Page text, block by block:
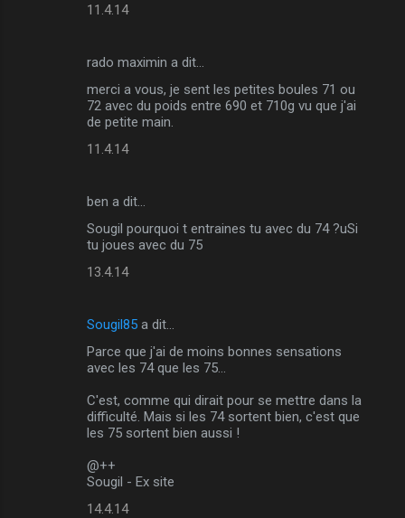
11.4.14
rado maximin a dit…
merci a vous, je sent les petites boules 71 ou
72 avec du poids entre 690 et 710g vu que j'ai
de petite main.
11.4.14
ben a dit…
Sougil pourquoi t entraines tu avec du 74 ?uSi
tu joues avec du 75
13.4.14
Sougil85 a dit…
Parce que j'ai de moins bonnes sensations
avec les 74 que les 75...
C'est, comme qui dirait pour se mettre dans la
difficulté. Mais si les 74 sortent bien, c'est que
les 75 sortent bien aussi !
@++
Sougil - Ex site
14.4.14